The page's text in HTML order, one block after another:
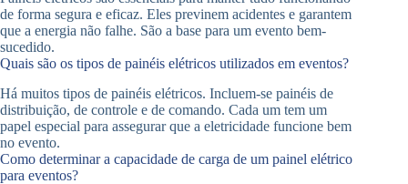
de forma segura e eficaz. Eles previnem acidentes e garantem
que a energia não falhe. São a base para um evento bem-
sucedido.
Quais são os tipos de painéis elétricos utilizados em eventos?
Há muitos tipos de painéis elétricos. Incluem-se painéis de
distribuição, de controle e de comando. Cada um tem um
papel especial para assegurar que a eletricidade funcione bem
no evento.
Como determinar a capacidade de carga de um painel elétrico
para eventos?